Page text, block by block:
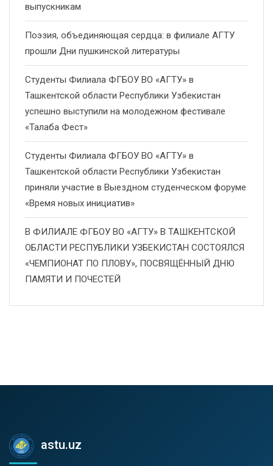
выпускникам
Поэзия, объединяющая сердца: в филиале АГТУ
прошли Дни пушкинской литературы
Студенты Филиала ФГБОУ ВО «АГТУ» в
Ташкентской области Республики Узбекистан
успешно выступили на молодежном фестивале
«Талаба Фест»
Студенты Филиала ФГБОУ ВО «АГТУ» в
Ташкентской области Республики Узбекистан
приняли участие в Выездном студенческом форуме
«Время новых инициатив»
В ФИЛИАЛЕ ФГБОУ ВО «АГТУ» В ТАШКЕНТСКОЙ
ОБЛАСТИ РЕСПУБЛИКИ УЗБЕКИСТАН СОСТОЯЛСЯ
«ЧЕМПИОНАТ ПО ПЛОВУ», ПОСВЯЩЁННЫЙ ДНЮ
ПАМЯТИ И ПОЧЕСТЕЙ
astu.uz